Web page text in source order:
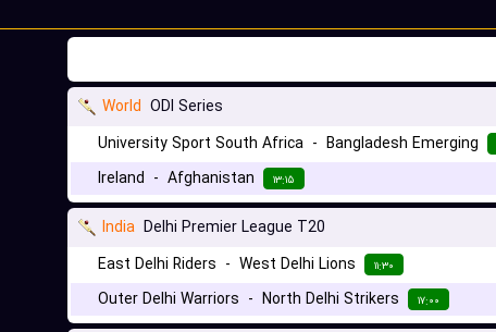
World ODI Series
University Sport South Africa - Bangladesh Emerging
Ireland - Afghanistan ۱۳:۱۵
India Delhi Premier League T20
East Delhi Riders - West Delhi Lions ۱۱:۳۰
Outer Delhi Warriors - North Delhi Strikers ۱۷:۰۰